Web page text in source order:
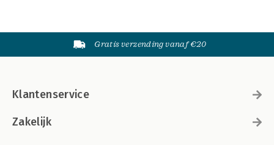
Gratis verzending vanaf €20
Klantenservice
Zakelijk